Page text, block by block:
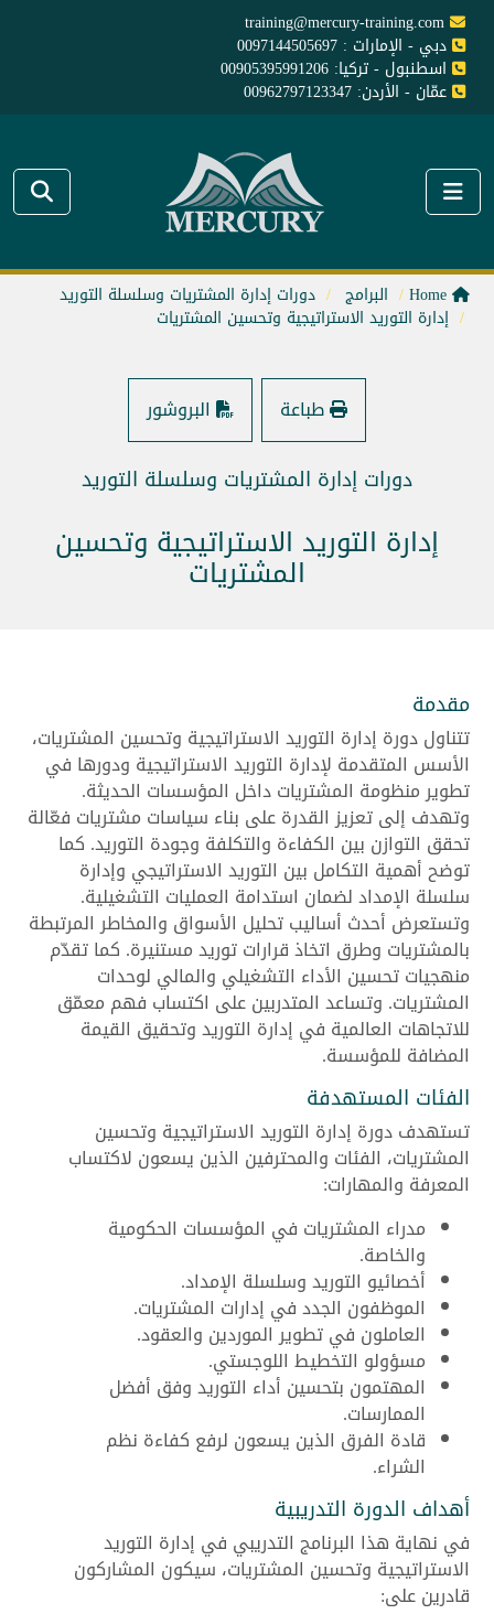
training@mercury-training.com
دبي - الإمارات : 0097144505697
اسطنبول - تركيا: 00905395991206
عمّان - الأردن: 00962797123347
البرامج دورات إدارة المشتريات وسلسلة التوريد
إدارة التوريد الاستراتيجية وتحسين المشتريات
طباعة البروشور
دورات إدارة المشتريات وسلسلة التوريد
إدارة التوريد الاستراتيجية وتحسين
المشتريات
مقدمة
تتناول دورة إدارة التوريد الاستراتيجية وتحسين المشتريات،
الأسس المتقدمة لإدارة التوريد الاستراتيجية ودورها في
تطوير منظومة المشتريات داخل المؤسسات الحديثة.
وتهدف إلى تعزيز القدرة على بناء سياسات مشتريات فعّالة
تحقق التوازن بين الكفاءة والتكلفة وجودة التوريد. كما
توضح أهمية التكامل بين التوريد الاستراتيجي وإدارة
سلسلة الإمداد لضمان استدامة العمليات التشغيلية.
وتستعرض أحدث أساليب تحليل الأسواق والمخاطر المرتبطة
بالمشتريات وطرق اتخاذ قرارات توريد مستنيرة. كما تقدّم
منهجيات تحسين الأداء التشغيلي والمالي لوحدات
المشتريات. وتساعد المتدربين على اكتساب فهم معمّق
للاتجاهات العالمية في إدارة التوريد وتحقيق القيمة
المضافة للمؤسسة.
الفئات المستهدفة
تستهدف دورة إدارة التوريد الاستراتيجية وتحسين
المشتريات، الفئات والمحترفين الذين يسعون لاكتساب
المعرفة والمهارات:
مدراء المشتريات في المؤسسات الحكومية
والخاصة.
أخصائيو التوريد وسلسلة الإمداد.
الموظفون الجدد في إدارات المشتريات.
العاملون في تطوير الموردين والعقود.
مسؤولو التخطيط اللوجستي.
المهتمون بتحسين أداء التوريد وفق أفضل
الممارسات.
قادة الفرق الذين يسعون لرفع كفاءة نظم
الشراء.
أهداف الدورة التدريبية
في نهاية هذا البرنامج التدريبي في إدارة التوريد
الاستراتيجية وتحسين المشتريات، سيكون المشاركون
قادرين على: